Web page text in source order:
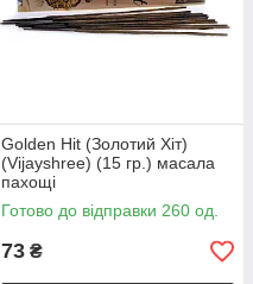
Golden Hit (Золотий Хіт)
(Vijayshree) (15 гр.) масала
пахощі
Готово до відправки 260 од.
73 ₴